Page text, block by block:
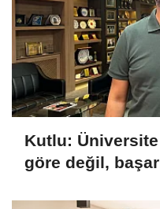
Kutlu:
göre değil,